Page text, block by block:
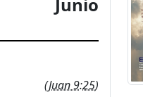
Junio
(Juan 9:25)